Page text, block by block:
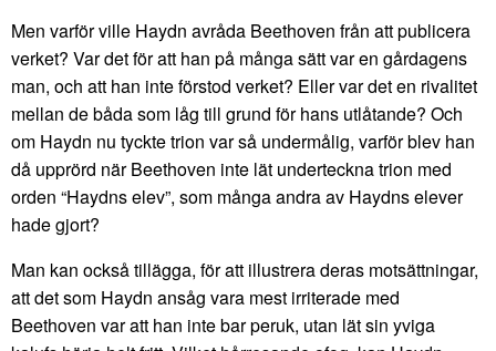
Men varför ville Haydn avråda Beethoven från att publicera
verket? Var det för att han på många sätt var en gårdagens
man, och att han inte förstod verket? Eller var det en rivalitet
mellan de båda som låg till grund för hans utlåtande? Och
om Haydn nu tyckte trion var så undermålig, varför blev han
då upprörd när Beethoven inte lät underteckna trion med
orden “Haydns elev”, som många andra av Haydns elever
hade gjort?
Man kan också tillägga, för att illustrera deras motsättningar,
att det som Haydn ansåg vara mest irriterade med
Beethoven var att han inte bar peruk, utan lät sin yviga